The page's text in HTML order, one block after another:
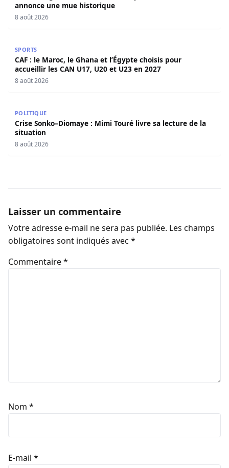
annonce une mue historique
8 août 2026
SPORTS
CAF : le Maroc, le Ghana et l’Égypte choisis pour
accueillir les CAN U17, U20 et U23 en 2027
8 août 2026
POLITIQUE
Crise Sonko–Diomaye : Mimi Touré livre sa lecture de la
situation
8 août 2026
Laisser un commentaire
Votre adresse e-mail ne sera pas publiée. Les champs
obligatoires sont indiqués avec *
Commentaire*
Nom *
E-mail *